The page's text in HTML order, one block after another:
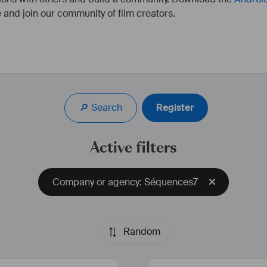
join our community of film creators.
🔎 Search Register
Active filters
Company or agency: Séquences7
Random
au théâtre, au
se consacre à
plusieurs bourses
toutes été jouées en
Turquie, Etats-Unis,
principalement chez
déterminée à
captivent. Des
passant par les films
Je suis également